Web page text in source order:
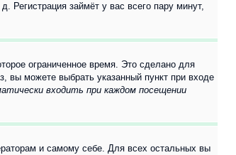
Регистрация займёт у вас всего пару минут,
ограниченное время. Это сделано для
вы можете выбрать указанный пункт при входе
входить при каждом посещении
и самому себе. Для всех остальных вы